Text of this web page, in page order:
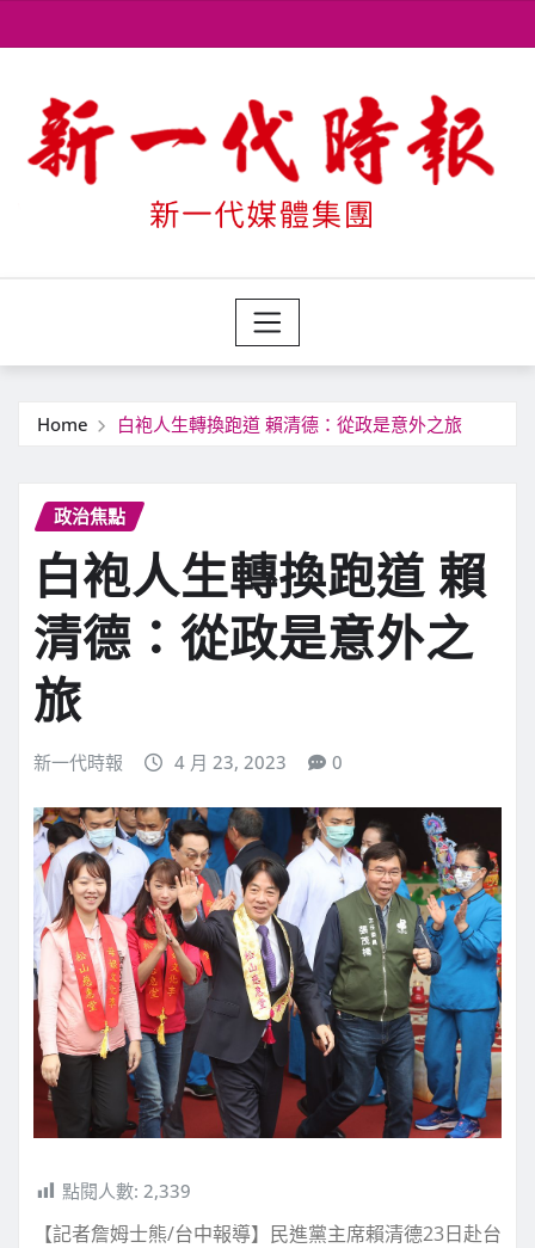
to
Home 白袍人生轉換跑道 賴清德：從政是意外之旅
政治焦點
白袍人生轉換跑道 賴
清德：從政是意外之
旅
新一代時報 4 月 23, 2023 0
點閱人數: 2,339
【記者詹姆士熊/台中報導】民進黨主席賴清德23日赴台